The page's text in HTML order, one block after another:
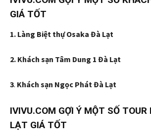
GIÁ TỐT
1. Làng Biệt thự Osaka Đà Lạt
2. Khách sạn Tâm Dung 1 Đà Lạt
3. Khách sạn Ngọc Phát Đà Lạt
IVIVU.COM GỢI Ý MỘT SỐ
LẠT GIÁ TỐT